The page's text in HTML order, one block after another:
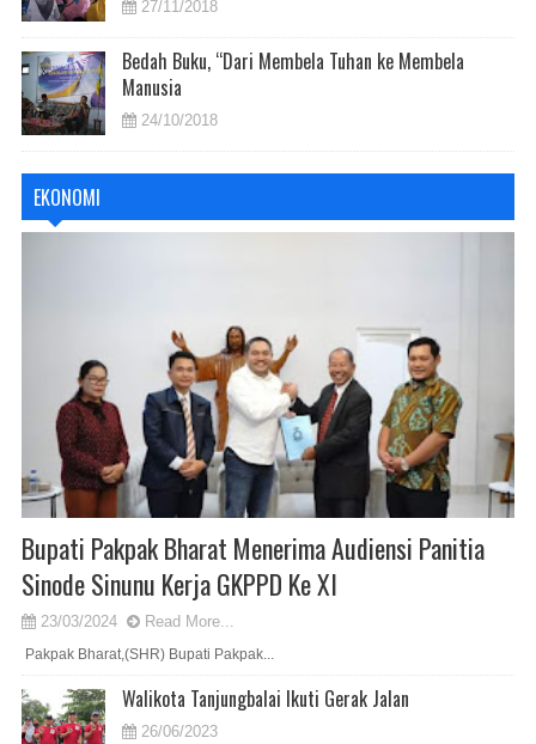
27/11/2018
Bedah Buku, “Dari Membela Tuhan ke Membela
Manusia
24/10/2018
EKONOMI
Bupati Pakpak Bharat Menerima Audiensi Panitia
Sinode Sinunu Kerja GKPPD Ke XI
23/03/2024 Read More...
Pakpak Bharat,(SHR) Bupati Pakpak...
Walikota Tanjungbalai Ikuti Gerak Jalan
26/06/2023